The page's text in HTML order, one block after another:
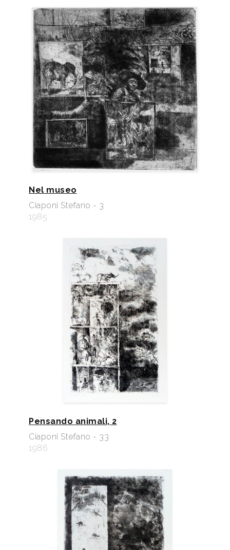
Nel museo
Ciaponi Stefano - 3
1985
Pensando animali, 2
Ciaponi Stefano - 33
1986